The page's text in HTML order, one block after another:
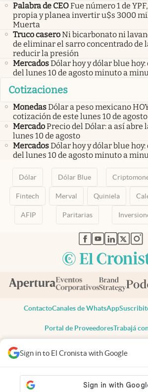
Sign in to El Cronista with Google
Palabra de CEOFue número 1 de
propia y planea invertir u$s 3000
Muerta
Truco caseroNi bicarbonato ni
de eliminar el sarro concentrado de
reducir la presión
MercadosDólar hoy y dólar blue
del lunes 10 de agosto minuto a
Cotizaciones
MonedasDólar a peso mexicano
cotización de este lunes 10 de agosto
MercadoPrecio del Dólar: a así abre
lunes 10 de agosto
MercadosDólar hoy y dólar blue
del lunes 10 de agosto minuto a
Dólar Dólar Blue
Fintech Merval Quiniela
AFIP Paritarias
abre en nueva
abre enabre en
abre
ContactoCanales de WhatsApp
Portal de ProveedoresTrabajá
Todos los derechos
Privacidad
Consentimiento